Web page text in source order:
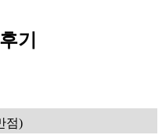
기
점)